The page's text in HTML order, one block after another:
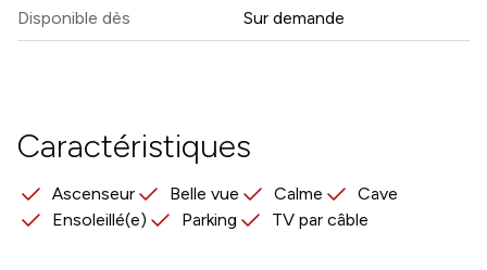
Disponible dès Sur demande
Caractéristiques
Ascenseur Belle vue Calme
Cave
Ensoleillé(e)
Parking TV par câble